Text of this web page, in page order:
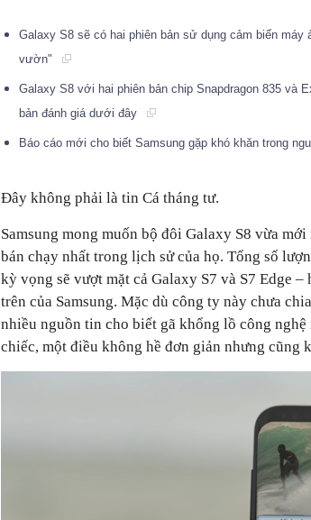
Galaxy S8 sẽ có hai phiên bản sử dụng cảm biến
vườn"
Galaxy S8 với hai phiên bản chip Snapdragon 835 và
bản đánh giá dưới đây
Báo cáo mới cho biết Samsung gặp khó khăn trong
Đây không phải là tin Cá tháng tư.
Samsung mong muốn bộ đôi Galaxy S8 vừa
bán chạy nhất trong lịch sử của họ. Tổng số
kỳ vọng sẽ vượt mặt cả Galaxy S7 và S7 Edge
trên của Samsung. Mặc dù công ty này chưa
nhiều nguồn tin cho biết gã khổng lồ công
chiếc, một điều không hề đơn giản nhưng cũng